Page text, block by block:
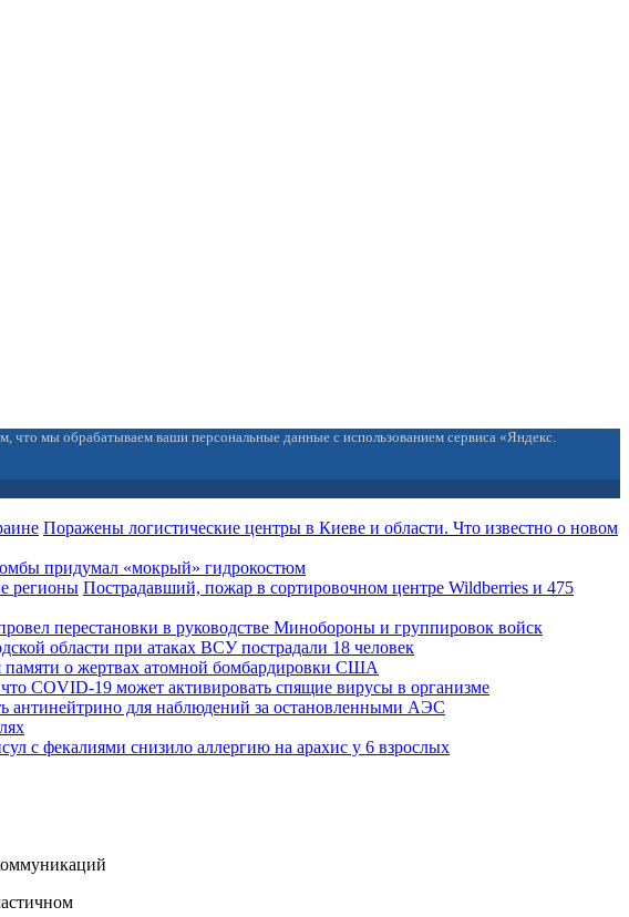
что мы обрабатываем ваши персональные данные с использованием сервиса «Яндекс.
Поражены логистические центры в Киеве и области. Что известно о новом
придумал «мокрый» гидрокостюм
Пострадавший, пожар в сортировочном центре Wildberries и 475
перестановки в руководстве Минобороны и группировок войск
области при атаках ВСУ пострадали 18 человек
о жертвах атомной бомбардировки США
COVID-19 может активировать спящие вирусы в организме
антинейтрино для наблюдений за остановленными АЭС
с фекалиями снизило аллергию на арахис у 6 взрослых